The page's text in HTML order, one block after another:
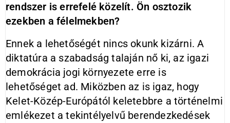
rendszer is errefelé közelít. Ön osztozik
ezekben a félelmekben?
Ennek a lehetőségét nincs okunk kizárni. A
diktatúra a szabadság talaján nő ki, az igazi
demokrácia jogi környezete erre is
lehetőséget ad. Miközben az is igaz, hogy
Kelet-Közép-Európától keletebbre a történelmi
emlékezet a tekintélyelvű berendezkedések